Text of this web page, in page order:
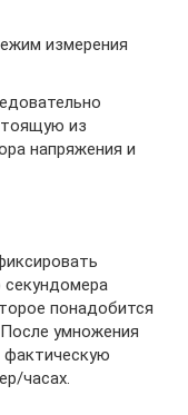
измерения
из
напряжения и
понадобится
умножения
часах.